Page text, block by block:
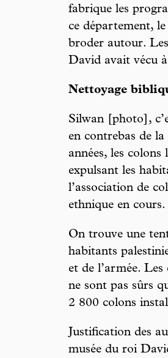
fabrique les
ce département,
broder autour.
David avait vécu
Nettoyage
Silwan [photo],
en contrebas de
années, les
expulsant les
l’association de
ethnique en cours.
On trouve une
habitants
et de l’armée.
ne sont pas sûrs
2 800 colons
Justification des
musée du roi